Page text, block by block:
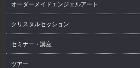
オーダーメイドエンジェルアート
クリスタルセッション
セミナー・講座
ツアー